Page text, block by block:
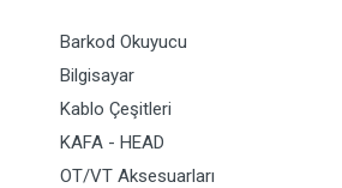
Barkod Okuyucu
Bilgisayar
Kablo Çeşitleri
KAFA - HEAD
OT/VT Aksesuarları